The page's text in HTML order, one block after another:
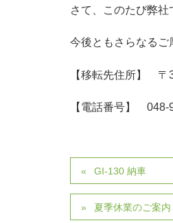
さて、このたび弊社
今後ともさらなるご
【移転先住所】
【電話番号】
GI-130 納車
夏季休業のご案内